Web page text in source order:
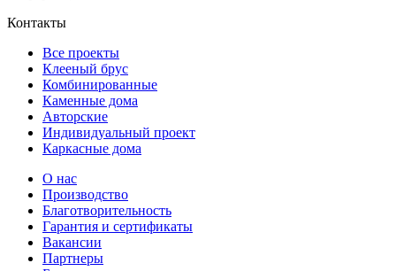
Контакты
Все проекты
Клееный брус
Комбинированные
Каменные дома
Авторские
Индивидуальный проект
Каркасные дома
О нас
Производство
Благотворительность
Гарантия и сертификаты
Вакансии
Партнеры